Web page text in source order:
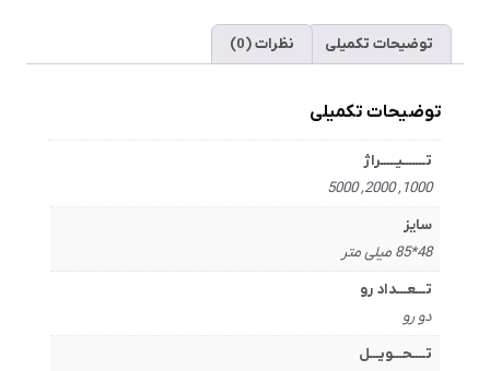
توضیحات تکمیلی نظرات (0)
توضیحات تکمیلی
تـــــــیـــــراژ
1000, 2000, 5000
سایز
48*85 میلی متر
تـــعـــداد رو
دو رو
تــــحـــویـــل